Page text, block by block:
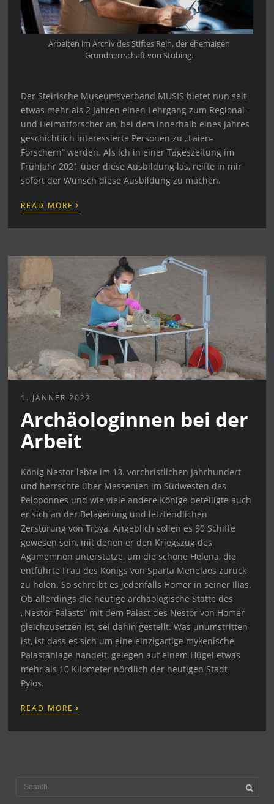
Arbeiten im Archiv des Stiftes Rein, der ehemaigen
Grundherrschaft von Stübing.
Der Steirische Museumsverband MUSIS bietet nun seit
etwas mehr als 2 Jahren einen Lehrgang zum Regional-
und Heimatforscher an, bei dem innerhalb eines Jahres
geschichtlich interessierte Personen zu „Laien-
Forschern“ werden. Als ich in einer Tageszeitung im
Frühjahr 2021 über diese Ausbildung las, reifte in mir
sofort der Wunsch diese Ausbildung zu machen.
READ MORE ›
1. JÄNNER 2022
Archäologinnen bei der
Arbeit
König Nestor lebte im 13. vorchristlichen Jahrhundert
und herrschte über Messenien im Südwesten des
Peloponnes und wie viele andere Könige beteiligte auch
er sich an der Belagerung und letztendlichen
Zerstörung von Troya. Angeblich sollen es 90 Schiffe
gewesen sein, mit denen er den Kriegszug des
Agamemnon unterstütze, um die schöne Helena, die
entführte Frau des Königs von Sparta Menelaos zurück
zu holen. So schreibt es jedenfalls Homer in seiner Ilias.
Ob allerdings die heutige archäologische Stätte des
„Nestor-Palasts“ mit dem Palast des Nestor von Homer
gleichzusetzen ist, sei dahin gestellt. Was unumstritten
ist, ist dass es sich um eine einzigartige mykenische
Palastanlage handelt, gelegen auf einem Hügel etwas
mehr als 10 Kilometer nördlich der heutigen Stadt
Pylos.
READ MORE ›